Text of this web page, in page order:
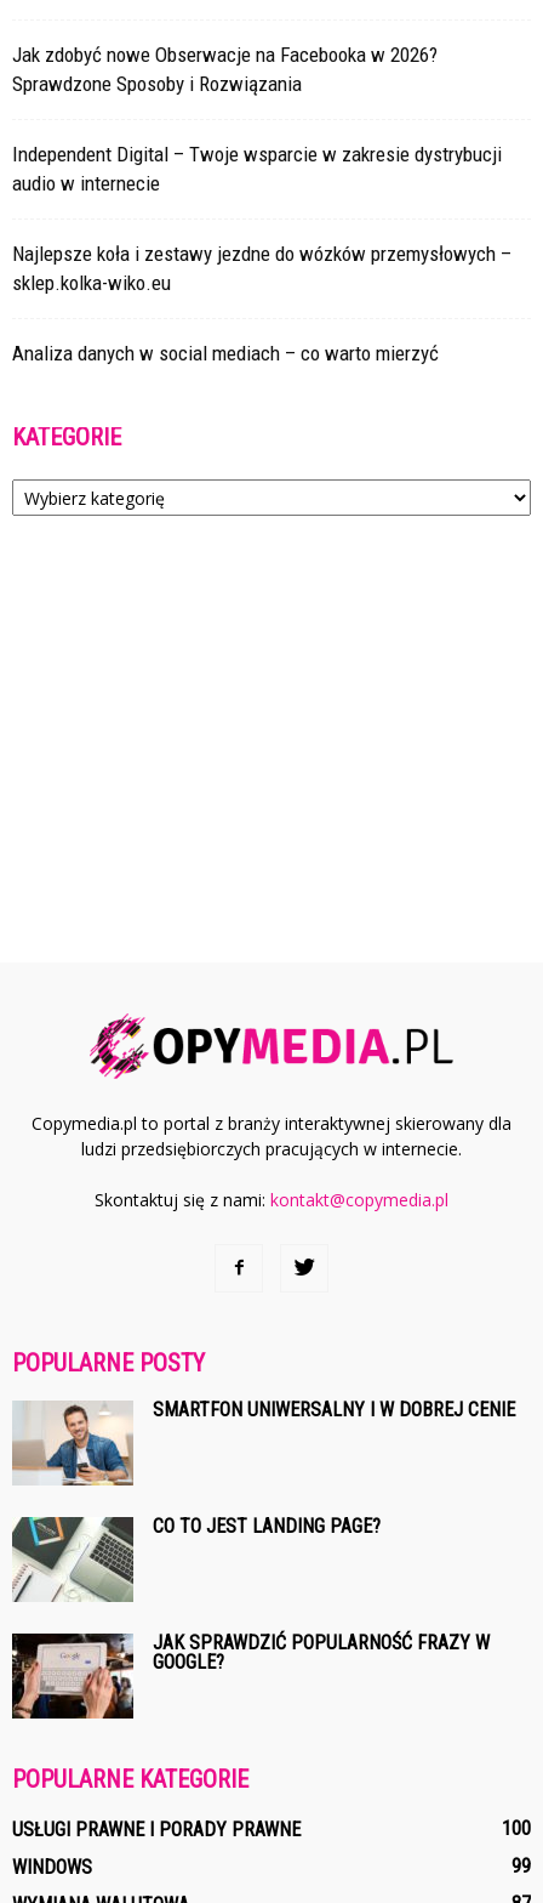
Jak zdobyć nowe Obserwacje na Facebooka w 2026?
Sprawdzone Sposoby i Rozwiązania
Independent Digital – Twoje wsparcie w zakresie dystrybucji
audio w internecie
Najlepsze koła i zestawy jezdne do wózków przemysłowych –
sklep.kolka-wiko.eu
Analiza danych w social mediach – co warto mierzyć
KATEGORIE
Kategorie
Copymedia.pl to portal z branży interaktywnej skierowany dla
ludzi przedsiębiorczych pracujących w internecie.
Skontaktuj się z nami: kontakt@copymedia.pl
POPULARNE POSTY
SMARTFON UNIWERSALNY I W DOBREJ CENIE
CO TO JEST LANDING PAGE?
JAK SPRAWDZIĆ POPULARNOŚĆ FRAZY W
GOOGLE?
POPULARNE KATEGORIE
USŁUGI PRAWNE I PORADY PRAWNE
100
WINDOWS
99